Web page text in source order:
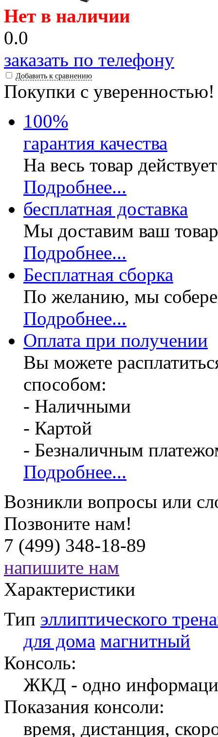
Нет в наличии
0.0
заказать по телефону
Добавить к сравнению
Покупки с уверенностью!
100%
гарантия качества
На весь товар
Подробнее...
бесплатная доставка
Мы доставим ваш
Подробнее...
Бесплатная сборка
По желанию, мы
Подробнее...
Оплата при получении
Вы можете
способом:
- Наличными
- Картой
- Безналичным
Подробнее...
Возникли вопросы или
Позвоните нам!
7 (499) 348-18-89
напишите нам
Характеристики
Тип эллиптического
для дома магнитный
Консоль:
ЖКД - одно
Показания консоли:
время, дистанция,